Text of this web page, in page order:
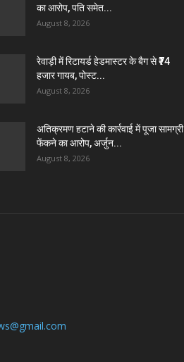
का आरोप, पति समेत...
August 8, 2026
रेवाड़ी में रिटायर्ड हेडमास्टर के बैग से ₹74
हजार गायब, पोस्ट...
August 8, 2026
अतिक्रमण हटाने की कार्रवाई में पूजा सामग्री
फेंकने का आरोप, अर्जुन...
August 8, 2026